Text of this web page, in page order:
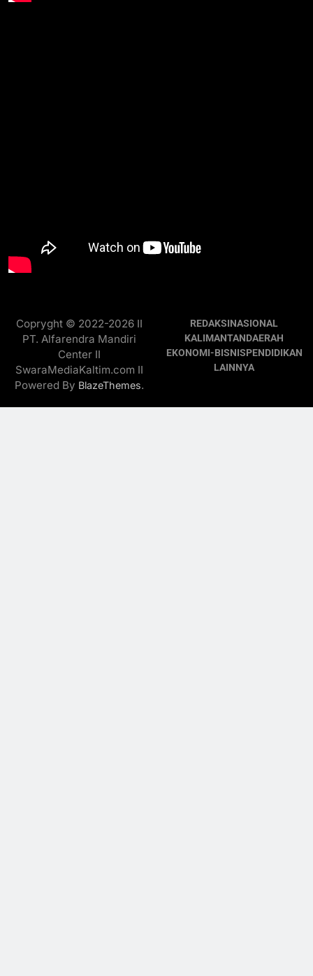
Copryght © 2022-2026 II
PT. Alfarendra Mandiri
Center II
SwaraMediaKaltim.com II
Powered By BlazeThemes.
REDAKSINASIONAL
KALIMANTANDAERAH
EKONOMI-BISNISPENDIDIKAN
LAINNYA